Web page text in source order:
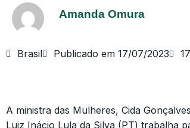
Amanda Omura
Brasil Publicado em 17/07/2023
A ministra das Mulheres, Cida
Luiz Inácio Lula da Silva (PT) trabalha